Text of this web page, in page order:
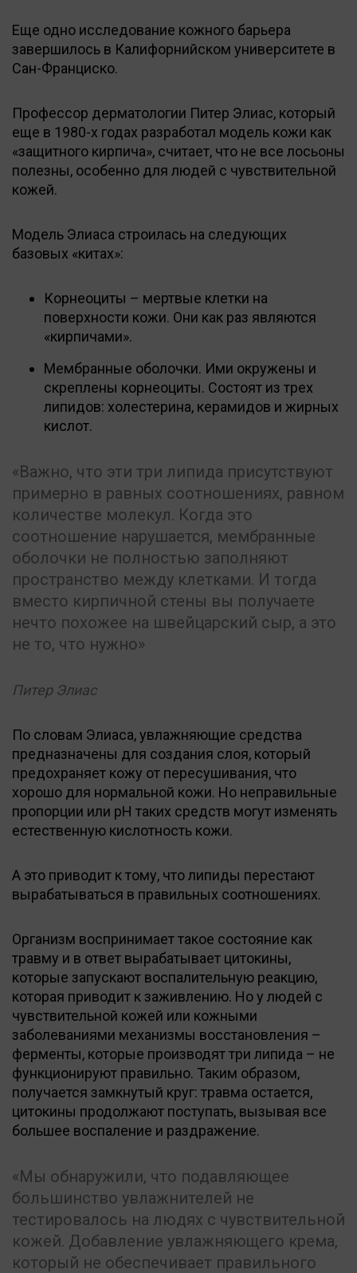
Еще одно исследование кожного барьера
завершилось в Калифорнийском университете в
Сан-Франциско.
Профессор дерматологии Питер Элиас, который
еще в 1980-х годах разработал модель кожи как
«защитного кирпича», считает, что не все лосьоны
полезны, особенно для людей с чувствительной
кожей.
Модель Элиаса строилась на следующих
базовых «китах»:
Корнеоциты – мертвые клетки на
поверхности кожи. Они как раз являются
«кирпичами».
Мембранные оболочки. Ими окружены и
скреплены корнеоциты. Состоят из трех
липидов: холестерина, керамидов и жирных
кислот.
Важно, что эти три липида присутствуют
примерно в равных соотношениях, равном
количестве молекул. Когда это
соотношение нарушается, мембранные
оболочки не полностью заполняют
пространство между клетками. И тогда
вместо кирпичной стены вы получаете
нечто похожее на швейцарский сыр, а это
не то, что нужно
Питер Элиас
По словам Элиаса, увлажняющие средства
предназначены для создания слоя, который
предохраняет кожу от пересушивания, что
хорошо для нормальной кожи. Но неправильные
пропорции или pH таких средств могут изменять
естественную кислотность кожи.
А это приводит к тому, что липиды перестают
вырабатываться в правильных соотношениях.
Организм воспринимает такое состояние как
травму и в ответ вырабатывает цитокины,
которые запускают воспалительную реакцию,
которая приводит к заживлению. Но у людей с
чувствительной кожей или кожными
заболеваниями механизмы восстановления –
ферменты, которые производят три липида – не
функционируют правильно. Таким образом,
получается замкнутый круг: травма остается,
цитокины продолжают поступать, вызывая все
большее воспаление и раздражение.
Мы обнаружили, что подавляющее
большинство увлажнителей не
тестировалось на людях с чувствительной
кожей. Добавление увлажняющего крема,
который не обеспечивает правильного